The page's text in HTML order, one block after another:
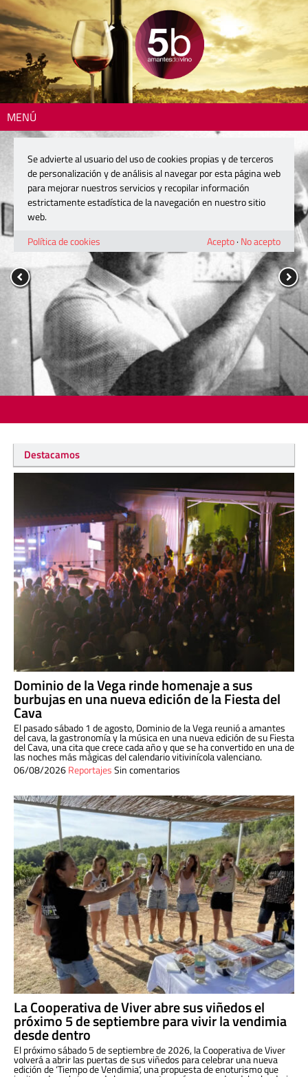
MENÚ
Destacamos
Dominio de la Vega rinde homenaje a sus
burbujas en una nueva edición de la Fiesta del
Cava
El pasado sábado 1 de agosto, Dominio de la Vega reunió a amantes
del cava, la gastronomía y la música en una nueva edición de su Fiesta
del Cava, una cita que crece cada año y que se ha convertido en una de
las noches más mágicas del calendario vitivinícola valenciano.
06/08/2026ReportajesSin comentarios
La Cooperativa de Viver abre sus viñedos el
próximo 5 de septiembre para vivir la vendimia
desde dentro
El próximo sábado 5 de septiembre de 2026, la Cooperativa de Viver
volverá a abrir las puertas de sus viñedos para celebrar una nueva
edición de ‘Tiempo de Vendimia’, una propuesta de enoturismo que
Se advierte al usuario del uso de cookies propias y de terceros
de personalización y de análisis al navegar por esta página web
para mejorar nuestros servicios y recopilar información
estrictamente estadística de la navegación en nuestro sitio
web.
Política de cookies
Acepto· No acepto